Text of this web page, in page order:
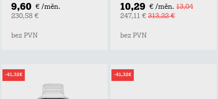
9,60 € /mēn.
230,58 €
bez PVN
10,29 € /mēn. 13,04
247,11 € 313,22 €
bez PVN
-41,32€ -41,32€